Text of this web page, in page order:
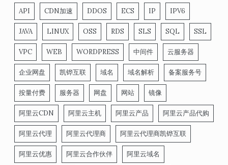
API CDN加速 DDOS ECS IP IPV6
JAVA LINUX OSS RDS SLS SQL SSL
VPC WEB WORDPRESS 中间件 云服务器
企业网盘 凯铧互联 域名 域名解析 备案服务号
按量付费 服务器 网盘 网站 镜像
阿里云CDN 阿里云主机 阿里云产品 阿里云产品代购
阿里云代理 阿里云代理商 阿里云代理商凯铧互联
阿里云优惠 阿里云合作伙伴 阿里云域名